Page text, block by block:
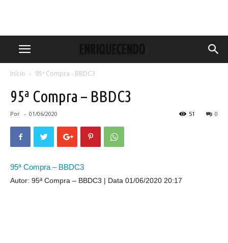
Início 95ª Compra - BBDC3
95ª Compra – BBDC3
Por - 01/06/2020 0
51
95ª Compra – BBDC3
Autor: 95ª Compra – BBDC3 Data 01/06/2020 20:17